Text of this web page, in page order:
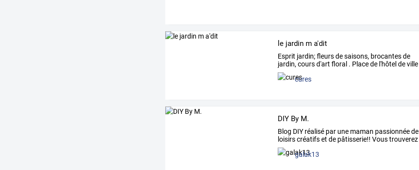
le jardin m a'dit
Esprit jardin;fleursdesaisons, brocantesde
jardin,coursd'art floral . Placede l'hôtel deville
74150
cures
DIY By M.
Blog DIY réalisé par une maman passionnéede
loisirscréatifset de pâtisserie!! Voustrouverez
donc
galak13